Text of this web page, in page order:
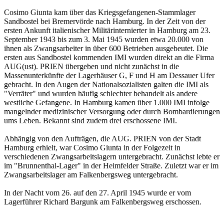
Cosimo Giunta kam über das Kriegsgefangenen-Stammlager
Sandbostel bei Bremervörde nach Hamburg. In der Zeit von der
ersten Ankunft italienischer Militärinternierter in Hamburg am 23.
September 1943 bis zum 3. Mai 1945 wurden etwa 20.000 von
ihnen als Zwangsarbeiter in über 600 Betrieben ausgebeutet. Die
ersten aus Sandbostel kommenden IMI wurden direkt an die Firma
AUG(ust). PRIEN übergeben und nicht zunächst in die
Massenunterkünfte der Lagerhäuser G, F und H am Dessauer Ufer
gebracht. In den Augen der Nationalsozialisten galten die IMI als
"Verräter" und wurden häufig schlechter behandelt als andere
westliche Gefangene. In Hamburg kamen über 1.000 IMI infolge
mangelnder medizinischer Versorgung oder durch Bombardierungen
ums Leben. Bekannt sind zudem drei erschossene IMI.
Abhängig von den Aufträgen, die AUG. PRIEN von der Stadt
Hamburg erhielt, war Cosimo Giunta in der Folgezeit in
verschiedenen Zwangsarbeitslagern untergebracht. Zunächst lebte er
im "Brunnenthal-Lager" in der Heimfelder Straße. Zuletzt war er im
Zwangsarbeitslager am Falkenbergsweg untergebracht.
In der Nacht vom 26. auf den 27. April 1945 wurde er vom
Lagerführer Richard Bargunk am Falkenbergsweg erschossen.